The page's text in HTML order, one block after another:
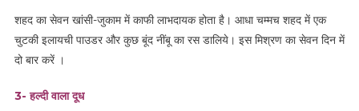
शहद का सेवन खांसी-जुकाम में काफी लाभदायक होता है। आधा चम्मच शहद में एक
चुटकी इलायची पाउडर और कुछ बूंद नींबू का रस डालिये। इस मिश्रण का सेवन दिन में
दो बार करें ।
3- हल्दी वाला दूध